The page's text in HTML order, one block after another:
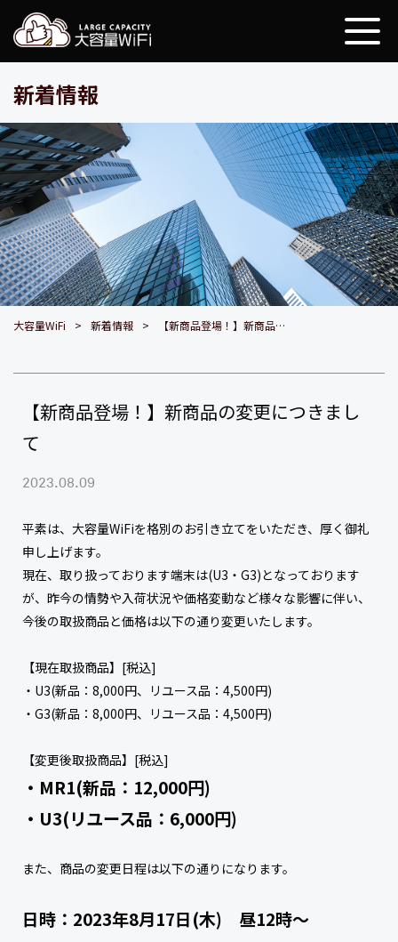
新着情報
大容量WiFi 新着情報 【新商品登場！】新商品の変更につきまして
【新商品登場！】新商品の変更につきまし
て
2023.08.09
平素は、大容量WiFiを格別のお引き立てをいただき、厚く御礼
申し上げます。
現在、取り扱っております端末は(U3・G3)となっております
が、昨今の情勢や入荷状況や価格変動など様々な影響に伴い、
今後の取扱商品と価格は以下の通り変更いたします。
【現在取扱商品】[税込]
・U3(新品：8,000円、リユース品：4,500円)
・G3(新品：8,000円、リユース品：4,500円)
【変更後取扱商品】[税込]
・MR1(新品：12,000円)
・U3(リユース品：6,000円)
また、商品の変更日程は以下の通りになります。
日時：2023年8月17日(木) 昼12時～